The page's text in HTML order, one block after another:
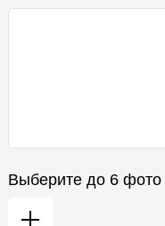
Выберите до 6 фото